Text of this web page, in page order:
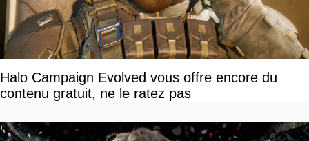
Halo Campaign Evolved vous offre encore du
contenu gratuit, ne le ratez pas